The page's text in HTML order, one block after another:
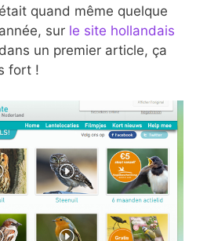
quand même quelque
sur le site hollandais
un premier article, ça
fort !